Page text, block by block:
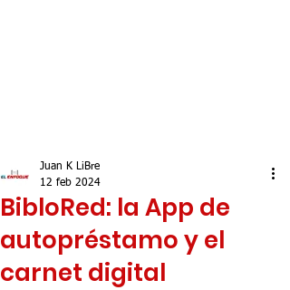
BibloRed: la App de
autopréstamo y el
carnet digital
Juan K LiBre
12 feb 2024